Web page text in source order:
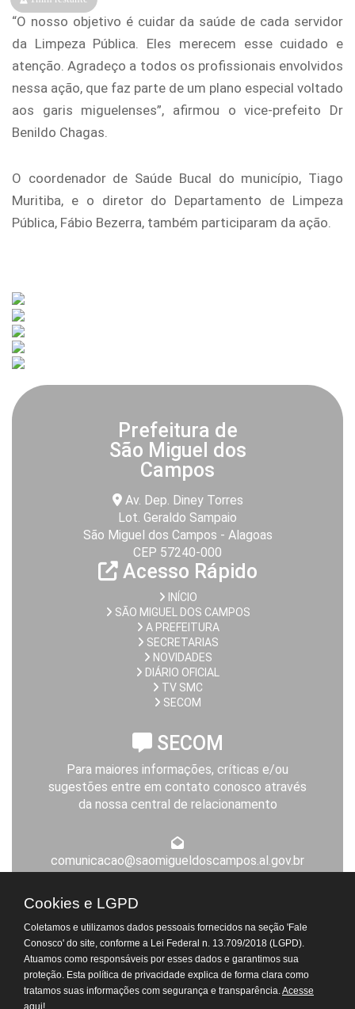
Atendimento Virtual do
Departamento de Tributos
“O nosso objetivo é cuidar da saúde de cada servidor
da Limpeza Pública. Eles merecem esse cuidado e
atenção. Agradeço a todos os profissionais envolvidos
nessa ação, que faz parte de um plano especial voltado
aos garis miguelenses”, afirmou o vice-prefeito Dr
Benildo Chagas.
O coordenador de Saúde Bucal do município, Tiago
Muritiba, e o diretor do Departamento de Limpeza
Pública, Fábio Bezerra, também participaram da ação.
Prefeitura de
São Miguel dos
Campos
Av. Dep. Diney Torres
Lot. Geraldo Sampaio
São Miguel dos Campos - Alagoas
CEP 57240-000
Acesso Rápido
INÍCIO
SÃO MIGUEL DOS CAMPOS
A PREFEITURA
SECRETARIAS
NOVIDADES
DIÁRIO OFICIAL
TV SMC
SECOM
SECOM
Para maiores informações, críticas e/ou
sugestões entre em contato conosco através
da nossa central de relacionamento
comunicacao@saomigueldoscampos.al.gov.br
Expediente da Prefeitura
© Todos os Direitos Reservados. 2026 - Prefeitura de São Miguel dos
Cookies e LGPD
Coletamos e utilizamos dados pessoais fornecidos na seção 'Fale
Conosco' do site, conforme a Lei Federal n. 13.709/2018 (LGPD).
Atuamos como responsáveis por esses dados e garantimos sua
proteção. Esta política de privacidade explica de forma clara como
tratamos suas informações com segurança e transparência.Acesse
aqui!